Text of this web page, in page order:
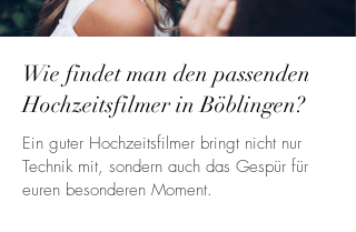
Wie findet man den passenden
Hochzeitsfilmer in Böblingen?
Ein guter Hochzeitsfilmer bringt nicht nur
Technik mit, sondern auch das Gespür für
euren besonderen Moment.